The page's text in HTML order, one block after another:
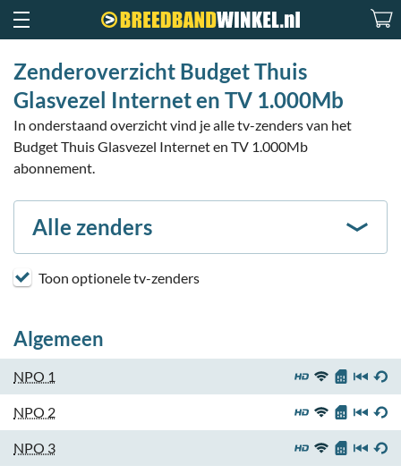
Zenderoverzicht Budget Thuis
Glasvezel Internet en TV 1.000Mb
In onderstaand overzicht vind je alle tv-zenders van het
Budget Thuis Glasvezel Internet en TV 1.000Mb
abonnement.
Alle zenders
Toon optionele tv-zenders
Algemeen
NPO 1
NPO 2
NPO 3